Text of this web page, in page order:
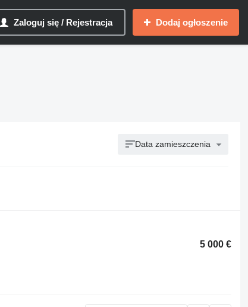
Zaloguj się / Rejestracja Dodaj ogłoszenie
Data zamieszczenia
5 000 €